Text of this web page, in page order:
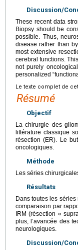
Discussion/
These recent data
Biopsy should be
possible. Thus,
disease rather than
most extensive
cerebral functions.
not purely
personalized
Le texte complet de
Résumé
Objectif
La chirurgie des
littérature classique
résection (ER). Le
oncologiques.
Méthode
Les séries
Résultats
Dans toutes les
comparaison par
IRM (résection «
plus, l’avancée des
neurologiques.
Discussion/